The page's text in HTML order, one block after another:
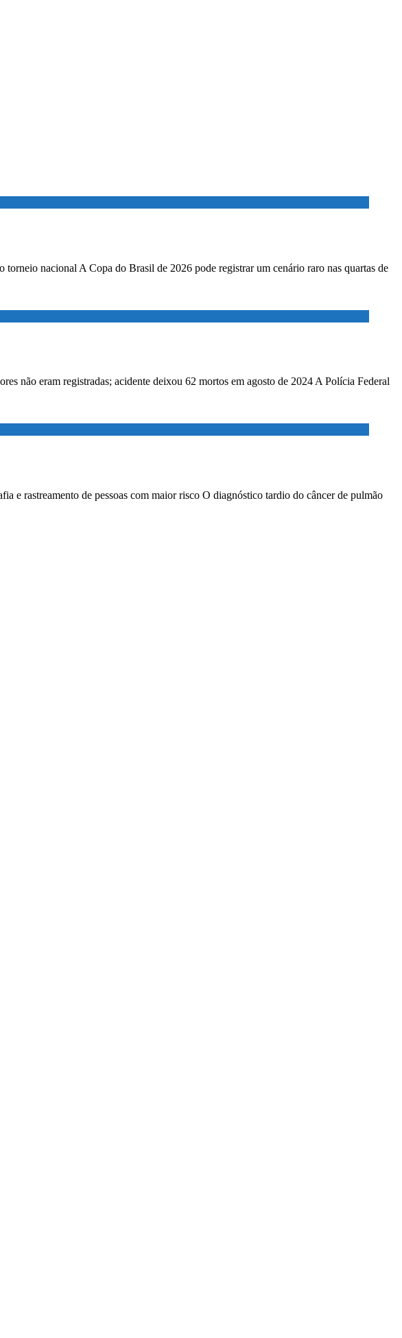
nacional A Copa do Brasil de 2026 pode registrar um cenário raro nas quartas de
não eram registradas; acidente deixou 62 mortos em agosto de 2024 A Polícia Federal
e rastreamento de pessoas com maior risco O diagnóstico tardio do câncer de pulmão